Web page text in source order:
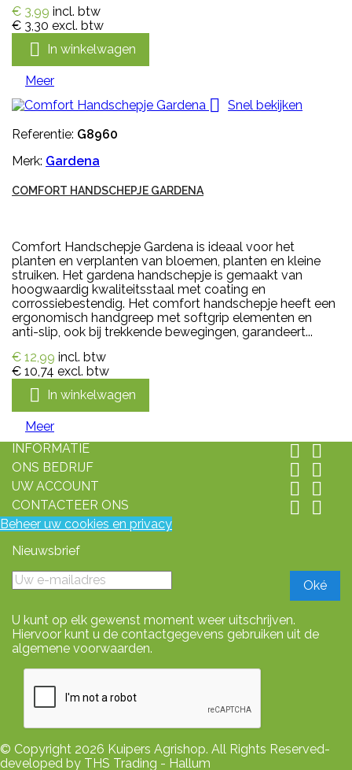
€ 3,99 incl. btw
€ 3,30 excl. btw
 In winkelwagen
Meer

Snel bekijken
Referentie: G8960
Merk: Gardena
COMFORT HANDSCHEPJE GARDENA
Comfort Handschepje Gardena is ideaal voor het
planten en verplanten van bloemen, planten en kleine
struiken. Het gardena handschepje is gemaakt van
hoogwaardig kwaliteitsstaal met coating en
corrossiebestendig. Het comfort handschepje heeft een
ergonomisch handgreep met softgrip elementen en
anti-slip, ook bij trekkende bewegingen, garandeert...
€ 12,99 incl. btw
€ 10,74 excl. btw
 In winkelwagen
Meer
INFORMATIE
 
ONS BEDRIJF  
UW ACCOUNT  
CONTACTEER ONS  
Beheer uw cookies en privacy
Nieuwsbrief
U kunt op elk gewenst moment weer uitschrijven.
Hiervoor kunt u de contactgegevens gebruiken uit de
algemene voorwaarden.
© Copyright 2026 Kuipers Agrishop. All Rights Reserved-
developed by THS Trading - Hallum